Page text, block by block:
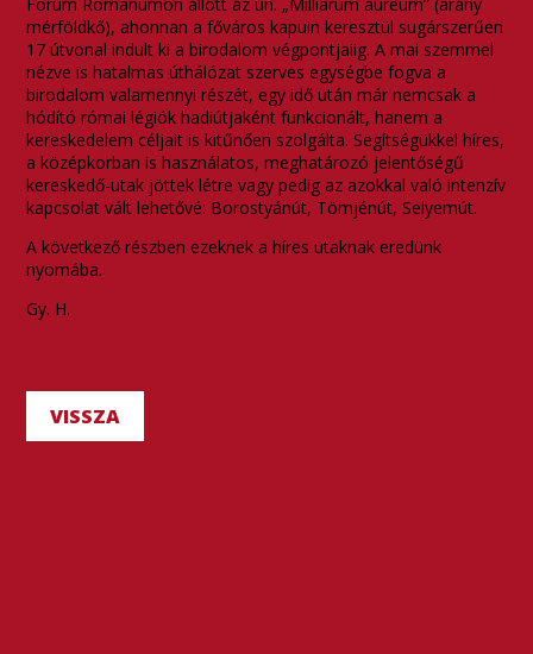
mérföldkő), ahonnan a főváros kapuin keresztül sugárszerűen
17 útvonal indult ki a birodalom végpontjaiig. A mai szemmel
nézve is hatalmas úthálózat szerves egységbe fogva a
birodalom valamennyi részét, egy idő után már nemcsak a
hódító római légiók hadiútjaként funkcionált, hanem a
kereskedelem céljait is kitűnően szolgálta. Segítségükkel híres,
a középkorban is használatos, meghatározó jelentőségű
kereskedő-utak jöttek létre vagy pedig az azokkal való intenzív
kapcsolat vált lehetővé: Borostyánút, Tömjénút, Selyemút.
A következő részben ezeknek a híres utaknak eredünk
nyomába.
Gy. H.
VISSZA